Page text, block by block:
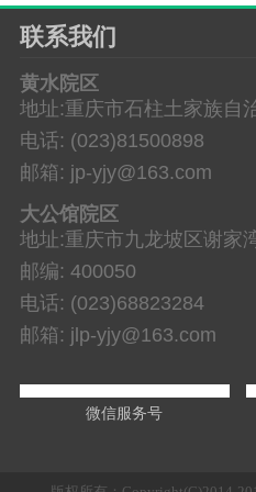
联系我们
黄水院区
地址:重庆市石柱土家族自
电话: (023)81500898
邮箱: jp-yjy@163.com
大公馆院区
地址:重庆市九龙坡区谢家
邮编: 400050
电话: (023)68823284
邮箱: jlp-yjy@163.com
微信服务号